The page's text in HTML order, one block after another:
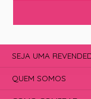
SEJA UMA
QUEM SOMOS